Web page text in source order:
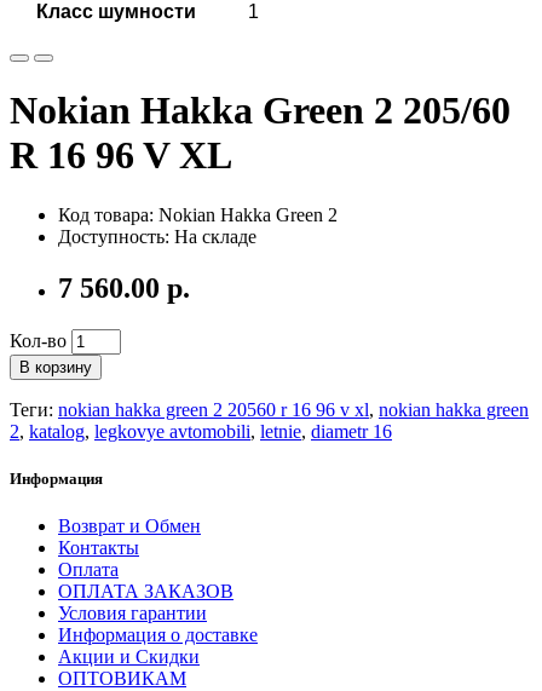
Класс шумности 1
Nokian Hakka Green 2 205/60
R 16 96 V XL
Код товара: Nokian Hakka Green 2
Доступность: На складе
7 560.00 р.
Кол-во
В корзину
Теги: nokian hakka green 2 20560 r 16 96 v xl, nokian hakka green
2, katalog, legkovye avtomobili, letnie, diametr 16
Информация
Возврат и Обмен
Контакты
Оплата
ОПЛАТА ЗАКАЗОВ
Условия гарантии
Информация о доставке
Акции и Скидки
ОПТОВИКАМ